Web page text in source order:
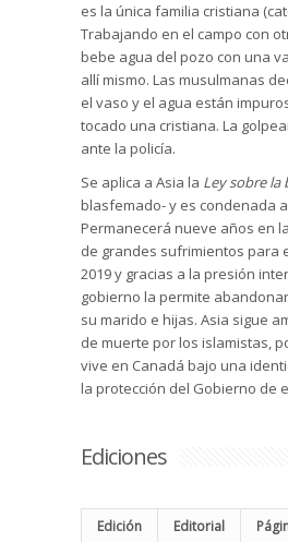
es la única familia cristiana
Trabajando en el campo con
bebe agua del pozo con una
allí mismo. Las musulmanas
el vaso y el agua están
tocado una cristiana. La
ante la policía.
Se aplica a Asia la Ley sobre la
blasfemado- y es condenada
Permanecerá nueve años en
de grandes sufrimientos para
2019 y gracias a la presión
gobierno la permite
su marido e hijas. Asia sigue
de muerte por los islamistas,
vive en Canadá bajo una
la protección del Gobierno de
Ediciones
Edición Editorial